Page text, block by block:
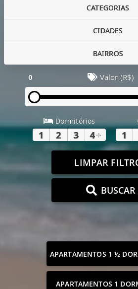
CATEGORIAS
CIDADES
BAIRROS
0 Valor (R$)
Dormitórios
1 2 3 4+ 1
LIMPAR
BUSCAR
APARTAMENTOS 1 ½
APARTAMENTOS 1